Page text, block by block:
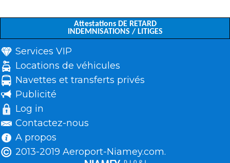
Attestations DE RETARD
INDEMNISATIONS / LITIGES
Services VIP
Locations de véhicules
Navettes et transferts privés
Publicité
Log in
Contactez-nous
A propos
2013-2019 Aeroport-Niamey.com.